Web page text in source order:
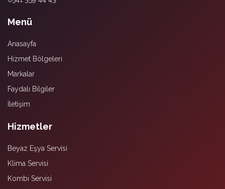
Menü
Anasayfa
Hizmet Bölgeleri
Markalar
Faydalı Bilgiler
İletişim
Hizmetler
Beyaz Eşya Servisi
Klima Servisi
Kombi Servisi